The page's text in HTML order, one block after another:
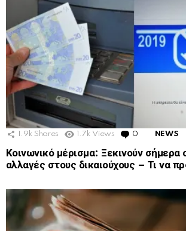
1.9k Shares 1.7k Views 0 Comments
NEWS
Κοινωνικό μέρισμα: Ξεκινούν σήμερα
αλλαγές στους δικαιούχους – Τι να